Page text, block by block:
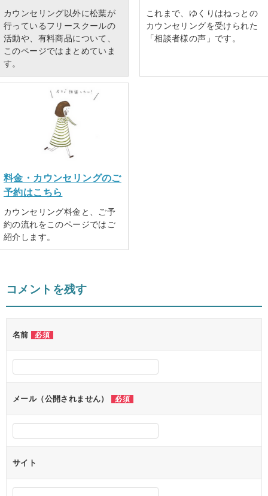
カウンセリング以外に松葉が
行っているフリースクールの
活動や、有料商品について、
このページではまとめていま
す。
これまで、ゆくりはねっとの
カウンセリングを受けられた
「相談者様の声」です。
料金・カウンセリングのご
予約はこちら
カウンセリング料金と、ご予
約の流れをこのページではご
紹介します。
コメントを残す
名前 必須
メール（公開されません） 必須
サイト